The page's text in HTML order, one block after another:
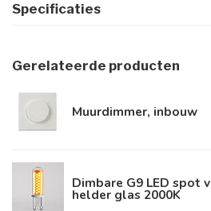
Specificaties
Gerelateerde producten
Muurdimmer, inbouw
Dimbare G9 LED spot
helder glas 2000K